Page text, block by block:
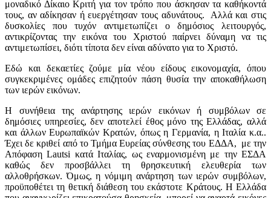
μοναδικό Δίκαιο Κριτή για τον τρόπο που άσκησαν τα καθήκοντά
τους, αν αδίκησαν ή ευεργέτησαν τους αδυνάτους. Αλλά και στις
δυσκολίες που τυχόν αντιμετωπίζει ο δημόσιος λειτουργός,
αντικρίζοντας την εικόνα του Χριστού παίρνει δύναμη να τις
αντιμετωπίσει, διότι τίποτα δεν είναι αδύνατο για το Χριστό.
Εδώ και δεκαετίες ζούμε μία νέου είδους εικονομαχία, όπου
συγκεκριμένες ομάδες επιζητούν πάση θυσία την αποκαθήλωση
των ιερών εικόνων.
Η συνήθεια της ανάρτησης ιερών εικόνων ή συμβόλων σε
δημόσιες υπηρεσίες, δεν αποτελεί έθος μόνο της Ελλάδας, αλλά
και άλλων Ευρωπαϊκών Κρατών, όπως η Γερμανία, η Ιταλία κ.α..
Έχει δε κριθεί από το Τμήμα Ευρείας σύνθεσης του ΕΔΔΑ, με την
Απόφαση Lautsi κατά Ιταλίας, ως εναρμονισμένη με την ΕΣΔΑ
καθώς δεν προσβάλλει τη θρησκευτική ελευθερία των
αλλοθρήσκων. Όμως, η νόμιμη ανάρτηση των ιερών συμβόλων,
προϋποθέτει τη θετική διάθεση του εκάστοτε Κράτους. Η Ελλάδα